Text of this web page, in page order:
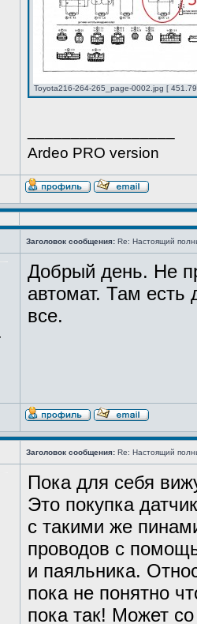
Toyota216-264-265_page-0002.jpg [
Ardeo PRO version
Заголовок сообщения: Re: Настоящий
Добрый день. Не
автомат. Там есть
все.
Заголовок сообщения: Re: Настоящий
Пока для себя
Это покупка
с такими же
проводов с
и паяльника.
пока не понятно
пока так! Может